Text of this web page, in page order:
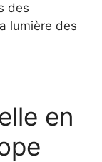
des
lumière des
en